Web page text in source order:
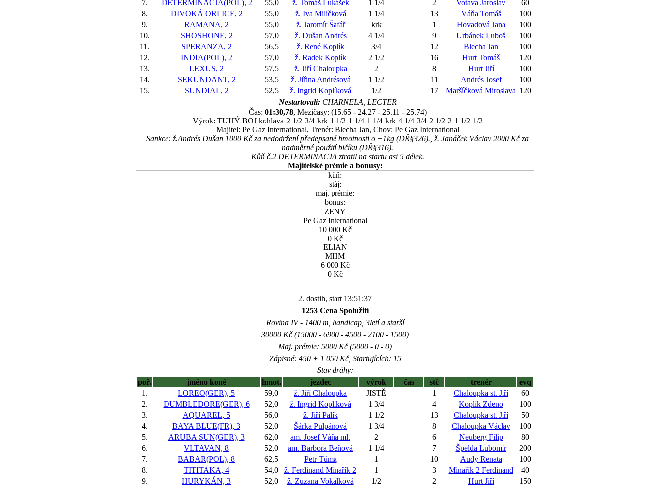
7.
DETERMINACJA(POL), 2 55,0 ž. Tomáš Lukášek 1 1/4 2 Votava Jaroslav
60
8.
DIVOKÁ ORLICE, 2 55,0 ž. Iva Miličková 1 1/4 13 Váňa Tomáš
100
9.
RAMANA, 2 55,0 ž. Jaromír Šafář krk 1 Hovadová Jana
100
10.
SHOSHONE, 2 57,0 ž. Dušan Andrés 4 1/4 9 Urbánek Luboš
100
11.
SPERANZA, 2 56,5 ž. René Koplík 3/4 12 Blecha Jan
100
12.
INDIA(POL), 2 57,0 ž. Radek Koplík 2 1/2 16 Hurt Tomáš
120
13.
LEXUS, 2 57,5 ž. Jiří Chaloupka 2 8 Hurt Jiří
100
14.
SEKUNDANT, 2 53,5 ž. Jiřina Andrésová 1 1/2 11 Andrés Josef
100
15.
SUNDIAL, 2 52,5 ž. Ingrid Koplíková 1/2 17 Maršíčková Miroslava 120
Nestartovali:CHARNELA, LECTER
Čas: 01:30,78, Mezičasy: (15.65 - 24.27 - 25.11 - 25.74)
Výrok: TUHÝ BOJ kr.hlava-2 1/2-3/4-krk-1 1/2-1 1/4-1 1/4-krk-4 1/4-3/4-2 1/2-2-1 1/2-1/2
Majitel: Pe Gaz International, Trenér: Blecha Jan, Chov: Pe Gaz International
Sankce: ž.Andrés Dušan 1000 Kč za nedodržení předepsané hmotnosti o +1kg (DŘ§326)., ž. Janáček Václav 2000 Kč za
nadměrné použití bičíku (DŘ§316).
Kůň č.2 DETERMINACJA ztratil na startu asi 5 délek.
Majitelské prémie a bonusy:
kůň:
stáj:
maj. prémie:
bonus:
ZENY
Pe Gaz International
10 000 Kč
0 Kč
ELIAN
MHM
6 000 Kč
0 Kč
2. dostih, start 13:51:37
1253 Cena Spolužití
Rovina IV - 1400 m, handicap, 3letí a starší
30000 Kč (15000 - 6900 - 4500 - 2100 - 1500)
Maj. prémie: 5000 Kč (5000 - 0 - 0)
Zápisné: 450 + 1 050 Kč, Startujících: 15
Stav dráhy:
poř.
jméno koně hmot. jezdec výrok čas stč trenér
evq
1.
LOREO(GER), 5 59,0 ž. Jiří Chaloupka JISTĚ 1 Chaloupka st. Jiří
60
2.
DUMBLEDORE(GER), 6 52,0 ž. Ingrid Koplíková 1 3/4 4 Koplík Zdeno
100
3.
AQUAREL, 5 56,0 ž. Jiří Palík 1 1/2 13 Chaloupka st. Jiří
50
4.
BAYA BLUE(FR), 3 52,0 Šárka Pulpánová 1 3/4 8 Chaloupka Václav
100
5.
ARUBA SUN(GER), 3 62,0 am. Josef Váňa ml. 2 6 Neuberg Filip
80
6.
VLTAVAN, 8 52,0 am. Barbora Beňová 1 1/4 7 Špelda Lubomír
200
7.
BABAR(POL), 8 62,5 Petr Tůma 1 10 Audy Renata
100
8.
TITITAKA, 4 54,0 ž. Ferdinand Minařík 2 1 3 Minařík 2 Ferdinand
40
9.
HURYKÁN, 3 52,0 ž. Zuzana Vokálková 1/2 2 Hurt Jiří
150